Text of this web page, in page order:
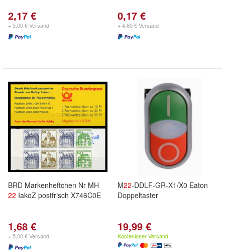
2,17 €
+ 5,00 € Versand
0,17 €
+ 4,60 € Versand
BRD Markenheftchen Nr MH
22 IakoZ postfrisch X746C0E
1,68 €
+ 5,00 € Versand
M22-DDLF-GR-X1/X0 Eaton
Doppeltaster
19,99 €
Kostenloser Versand